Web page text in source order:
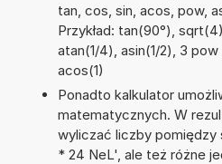
tan, cos, sin, acos, pow,
Przykład: tan(90°),
atan(1/4), asin(1/2), 3
acos(1)
Ponadto kalkulator
matematycznych. W
wyliczać liczby pomiędzy
* 24 NeL', ale też różne